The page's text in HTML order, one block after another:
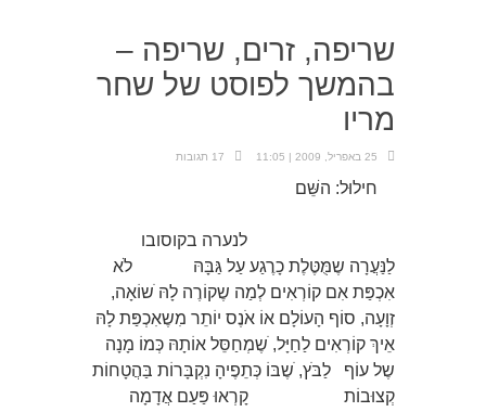
שריפה, זרים, שריפה –
בהמשך לפוסט של שחר
מריו
25 באפריל, 2009 | 11:05 17 תגובות
חילוּל: השֵּׁם
לנערה בקוסובו
לַנַּעֲרָה שֶמֻּטֶּלֶת כָרֶגַע עַל גַּבָּהּ לֹא
אִכְפַּת אִם קוֹרְאִים לְמַה שֶקוֹרֶה לָהּ ֹשוֹאָה,
זְוָעָה, סוֹף הָעוֹלָם אוֹ אֹנֶס יוֹתֵר מִשֶאִכְפַּת לָהּ
אֵיךְ קוֹרְאִים לַחַיָּל, ֹשֶמְחַסֵּל אוֹתָהּ כְּמוֹ מָנָה
שֶל עוֹף לַבֹּץ, ֹשֶבּוֹ כְּתֵפֶיהָ נִקְבָּרוֹת בַּהֲטָחוֹת
קְצוּבוֹת קָרְאוּ פַּעַם אֲדָמָה